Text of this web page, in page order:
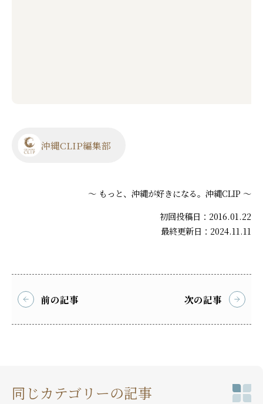
沖縄CLIP編集部
～ もっと、沖縄が好きになる。沖縄CLIP ～
初回投稿日：2016.01.22
最終更新日：2024.11.11
前の記事 次の記事
同じカテゴリーの記事